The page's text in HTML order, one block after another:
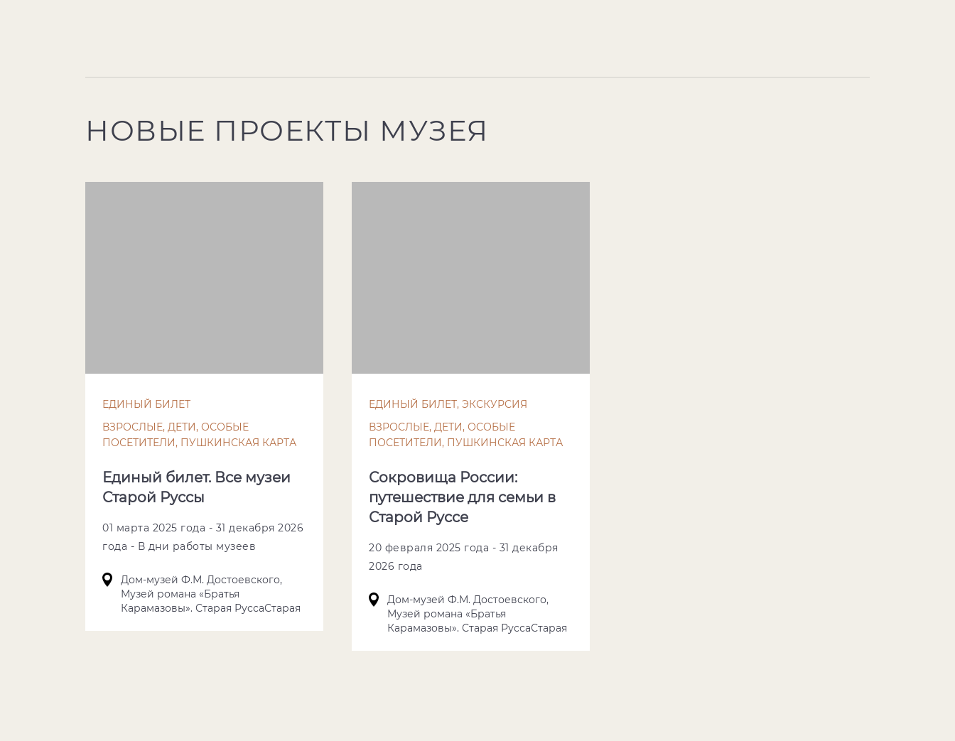
НОВЫЕ ПРОЕКТЫ МУЗЕЯ
ЕДИНЫЙ БИЛЕТ
ВЗРОСЛЫЕ, ДЕТИ, ОСОБЫЕ
ПОСЕТИТЕЛИ, ПУШКИНСКАЯ КАРТА
Единый билет. Все музеи
Старой Руссы
01 марта 2025 года - 31 декабря 2026
года - В дни работы музеев
Дом-музей Ф.М. Достоевского,
Музей романа «Братья
Карамазовы». Старая РуссаСтарая
ЕДИНЫЙ БИЛЕТ, ЭКСКУРСИЯ
ВЗРОСЛЫЕ, ДЕТИ, ОСОБЫЕ
ПОСЕТИТЕЛИ, ПУШКИНСКАЯ КАРТА
Сокровища России:
путешествие для семьи в
Старой Руссе
20 февраля 2025 года - 31 декабря
2026 года
Дом-музей Ф.М. Достоевского,
Музей романа «Братья
Карамазовы». Старая РуссаСтарая